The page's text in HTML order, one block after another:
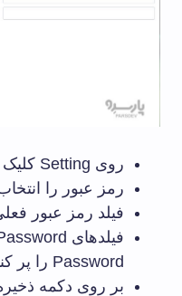
روی Setting کلیک کنید.
رمز عبور را
فیلد رمز عبور
Password را پر کنید.
بر روی دکمه